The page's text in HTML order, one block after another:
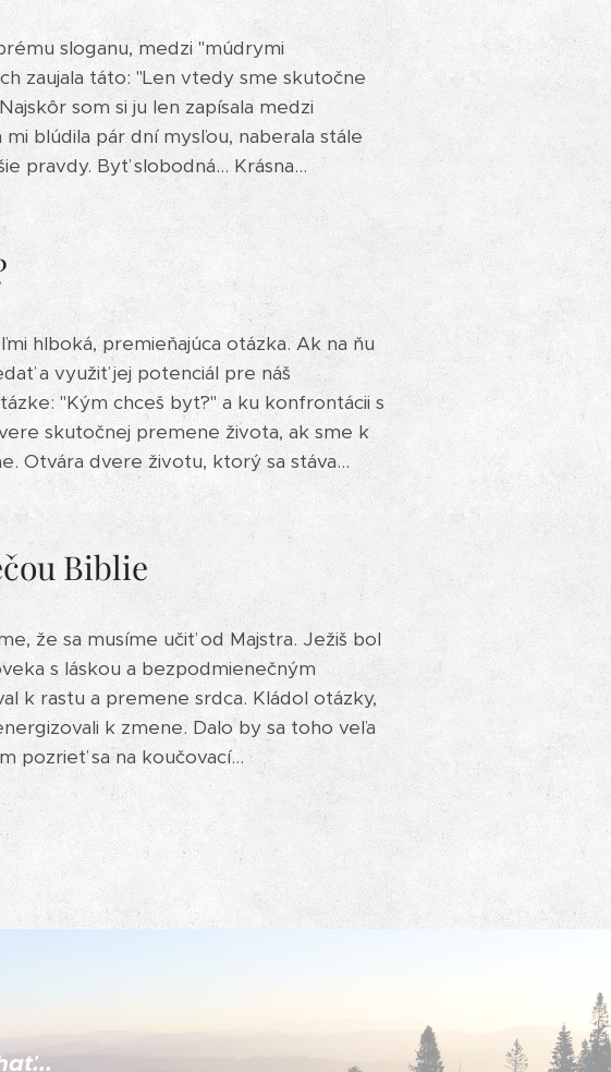
sloganu, medzi "múdrymi
zaujala táto: "Len vtedy sme skutočne
som si ju len zapísala medzi
blúdila pár dní mysľou, naberala stále
pravdy. Byť slobodná... Krásna...
hlboká, premieňajúca otázka. Ak na ňu
a využiť jej potenciál pre náš
"Kým chceš byť?" a ku konfrontácii s
skutočnej premene života, ak sme k
Otvára dvere životu, ktorý sa stáva...
Biblie
že sa musíme učiť od Majstra. Ježiš bol
s láskou a bezpodmienečným
k rastu a premene srdca. Kládol otázky,
k zmene. Dalo by sa toho veľa
pozrieť sa na koučovací...